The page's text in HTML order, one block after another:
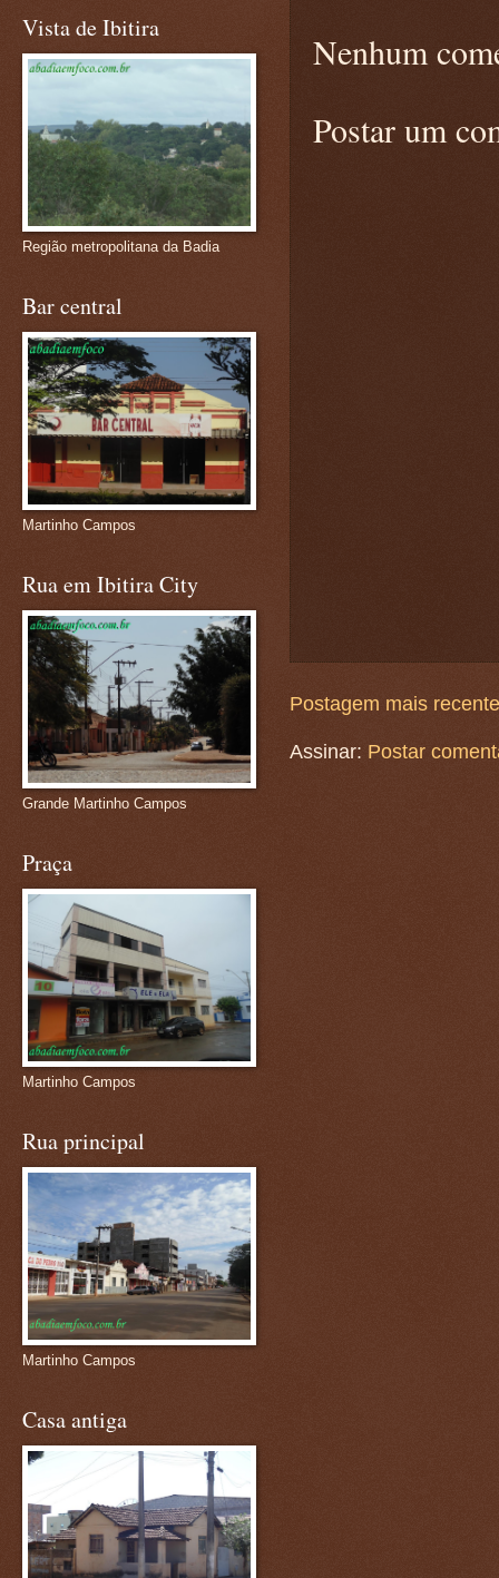
Nenhum
Postar um
Postagem mais recente
Assinar: Postar
Vista de Ibitira
Região metropolitana da Badia
Bar central
Martinho Campos
Rua em Ibitira City
Grande Martinho Campos
Praça
Martinho Campos
Rua principal
Martinho Campos
Casa antiga